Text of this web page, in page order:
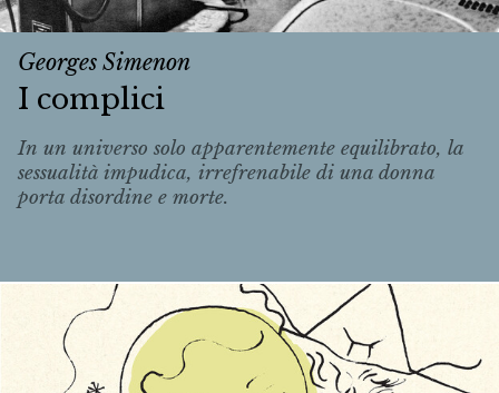
Georges Simenon
I complici
In un universo solo apparentemente equilibrato, la
sessualità impudica, irrefrenabile di una donna
porta disordine e morte.